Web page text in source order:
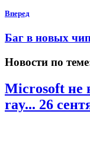
Вперед
Баг в новых
Новости по
Microsoft не
ray... 26